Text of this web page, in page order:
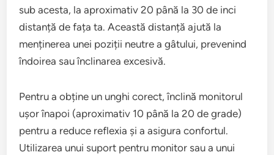
sub acesta, la aproximativ 20 până la 30 de inci
distanță de fața ta. Această distanță ajută la
menținerea unei poziții neutre a gâtului, prevenind
îndoirea sau înclinarea excesivă.
Pentru a obține un unghi corect, înclină monitorul
ușor înapoi (aproximativ 10 până la 20 de grade)
pentru a reduce reflexia și a asigura confortul.
Utilizarea unui suport pentru monitor sau a unui